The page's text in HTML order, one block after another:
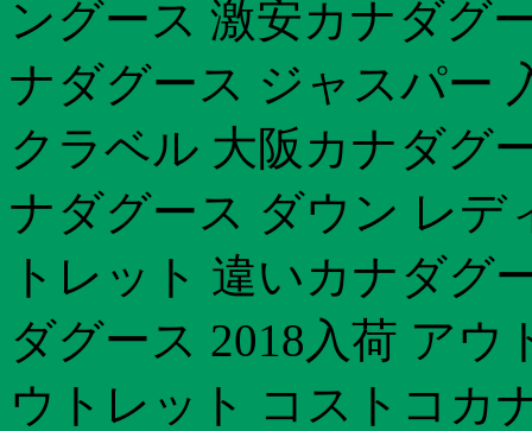
ングース 激安カナダグ
ナダグース ジャスパー
クラベル 大阪カナダグ
ナダグース ダウン レデ
トレット 違いカナダグ
ダグース 2018入荷 ア
ウトレット コストコカ